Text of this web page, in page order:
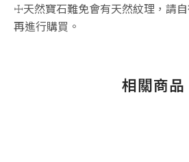
☩天然寶石難免會有天然紋理，請
再進行購買。
相關商品